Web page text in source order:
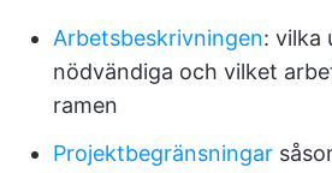
Arbetsbeskrivningen: vilka
nödvändiga och vilket
ramen
Projektbegränsningar